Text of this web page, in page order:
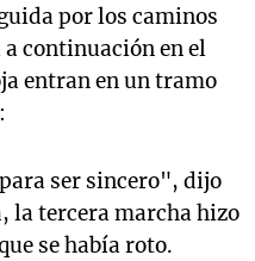
por los caminos
continuación en el
entran en un tramo
ser sincero", dijo
la tercera marcha hizo
se había roto.